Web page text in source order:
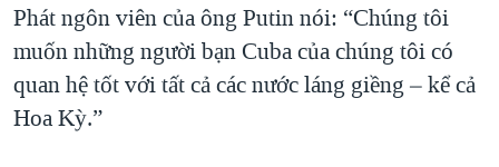
Phát ngôn viên của ông Putin nói: “Chúng tôi
muốn những người bạn Cuba của chúng tôi có
quan hệ tốt với tất cả các nước láng giềng – kể cả
Hoa Kỳ.”